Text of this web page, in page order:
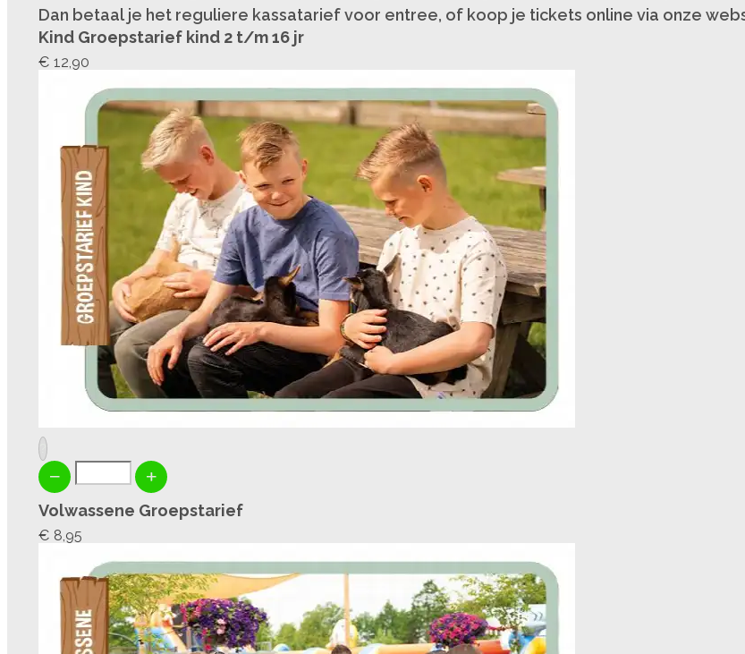
Dan betaal je het reguliere kassatarief voor entree, of koop je tickets online via onze
Kind Groepstarief kind 2 t/m 16 jr
€ 12,90
Volwassene Groepstarief
€ 8,95